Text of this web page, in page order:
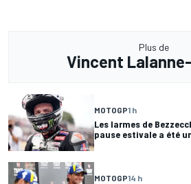
Plus de
Vincent
MOTOGP1 h
Les larmes de
pause estivale a été
MOTOGP14 h